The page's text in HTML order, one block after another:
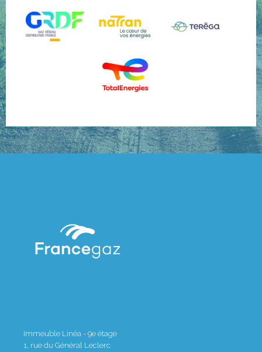
Immeuble Linéa - 9e étage
1, rue du Général Leclerc